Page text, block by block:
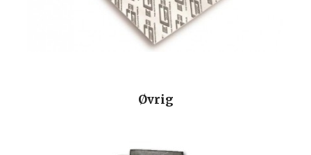
Øvrig